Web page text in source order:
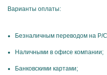
Варианты оплаты:
Безналичным переводом на Р/
Наличными в офисе компании;
Банковскими картами;